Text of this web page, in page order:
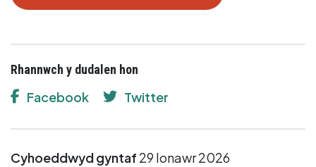
Rhannwch y dudalen hon
Facebook Twitter
Cyhoeddwyd gyntaf 29 Ionawr 2026